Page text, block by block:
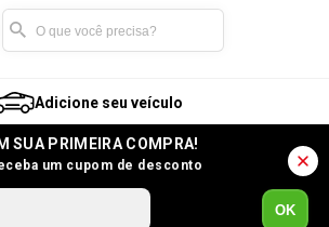
Adicione seu veículo
SUA PRIMEIRA COMPRA!
um cupom de desconto
OK